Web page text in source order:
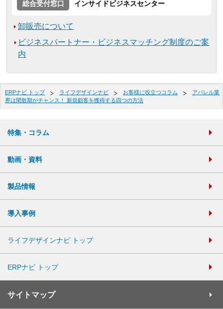
総合受付窓口
インサイドビジネスセンター
卸販売について
ビジネスパートナー・ビジネスマッチング制度のご案
内
ERPナビ トップ ライフデザインナビ お客様に役立つコラム
アパレル業
界は閑散期がチャンス！ 新規顧客を獲得する四つの方法
特集・コラム
動画・資料
製品情報
導入事例
ライフデザインナビ トップ
ERPナビ トップ
サイトマップ